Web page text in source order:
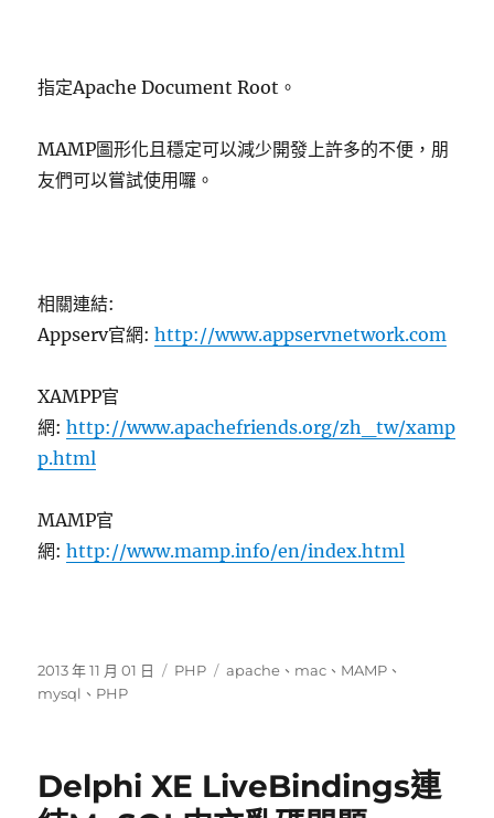
指定Apache Document Root。
MAMP圖形化且穩定可以減少開發上許多的不便，朋
友們可以嘗試使用囉。
相關連結:
Appserv官網:http://www.appservnetwork.com
XAMPP官
網:http://www.apachefriends.org/zh_tw/xamp
p.html
MAMP官
網:http://www.mamp.info/en/index.html
發
佈
2013 年 11 月 01 日
分
PHP
標
apache 、 mac 、 MAMP 、
mysql 、 PHP
Delphi XE LiveBindings連